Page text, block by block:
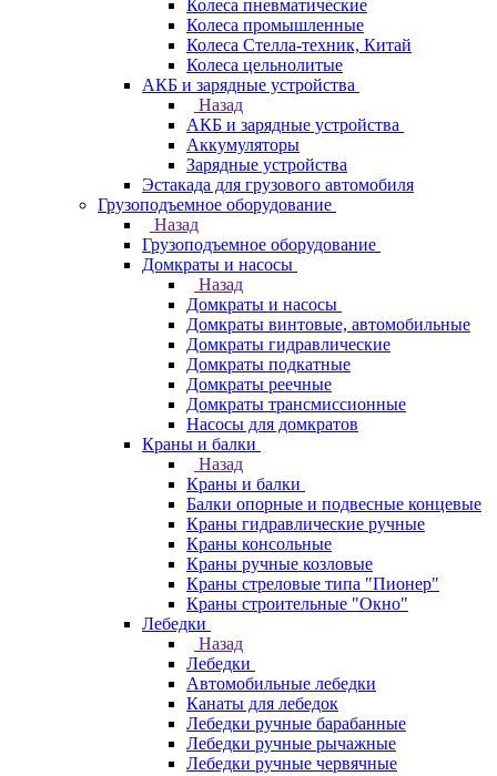
Колеса пневматические
Колеса промышленные
Колеса Стелла-техник, Китай
Колеса цельнолитые
АКБ и зарядные устройства
Назад
АКБ и зарядные устройства
Аккумуляторы
Зарядные устройства
Эстакада для грузового автомобиля
Грузоподъемное оборудование
Назад
Грузоподъемное оборудование
Домкраты и насосы
Назад
Домкраты и насосы
Домкраты винтовые, автомобильные
Домкраты гидравлические
Домкраты подкатные
Домкраты реечные
Домкраты трансмиссионные
Насосы для домкратов
Краны и балки
Назад
Краны и балки
Балки опорные и подвесные концевые
Краны гидравлические ручные
Краны консольные
Краны ручные козловые
Краны стреловые типа "Пионер"
Краны строительные "Окно"
Лебедки
Назад
Лебедки
Автомобильные лебедки
Канаты для лебедок
Лебедки ручные барабанные
Лебедки ручные рычажные
Лебедки ручные червячные